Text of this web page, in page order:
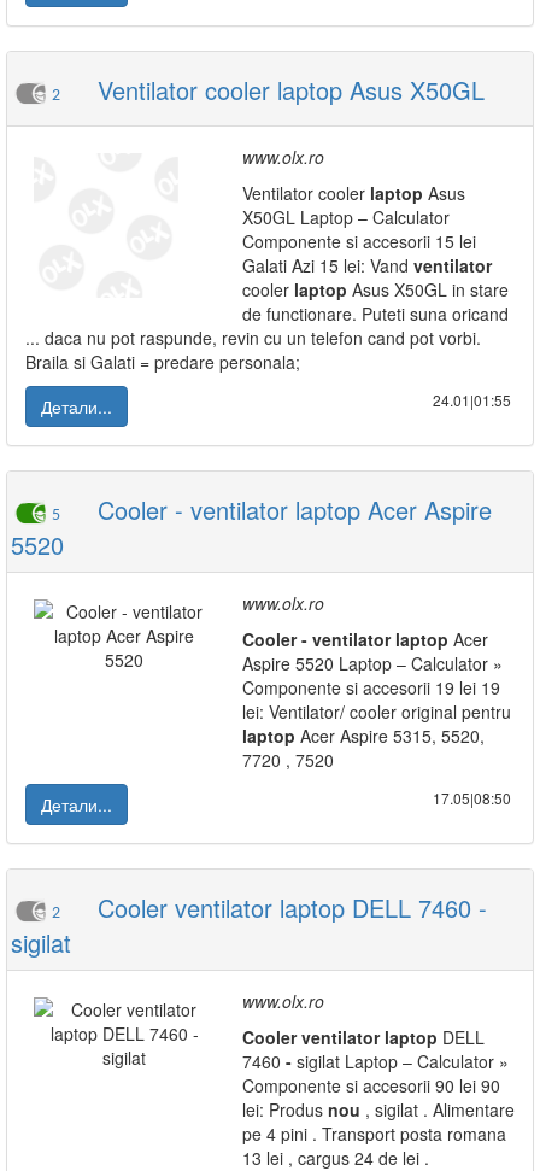
2 Ventilator cooler laptop Asus X50GL
www.olx.ro
Ventilator cooler laptop Asus
X50GL Laptop – Calculator
Componente si accesorii 15 lei
Galati Azi 15 lei: Vand ventilator
cooler laptop Asus X50GL in stare
de functionare. Puteti suna oricand
... daca nu pot raspunde, revin cu un telefon cand pot vorbi.
Braila si Galati = predare personala;
Детали...
24.01|01:55
5
Cooler - ventilator laptop Acer Aspire
5520
www.olx.ro
Cooler - ventilator laptop Acer
Aspire 5520 Laptop – Calculator »
Componente si accesorii 19 lei 19
lei: Ventilator/ cooler original pentru
laptop Acer Aspire 5315, 5520,
7720 , 7520
Детали...
17.05|08:50
2
Cooler ventilator laptop DELL 7460 -
sigilat
www.olx.ro
Cooler ventilator laptop DELL
7460 - sigilat Laptop – Calculator »
Componente si accesorii 90 lei 90
lei: Produs nou , sigilat . Alimentare
pe 4 pini . Transport posta romana
13 lei , cargus 24 de lei .